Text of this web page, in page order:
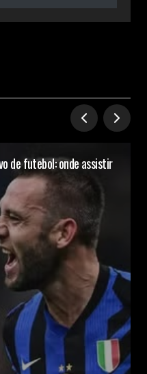
de futebol: onde assistir